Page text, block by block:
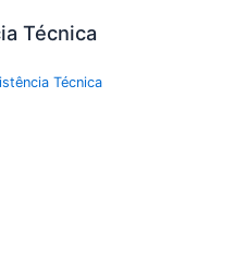
Técnica
Técnica